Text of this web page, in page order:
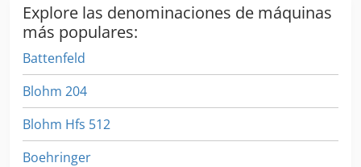
Explore las denominaciones de máquinas
más populares:
Battenfeld
Blohm 204
Blohm Hfs 512
Boehringer